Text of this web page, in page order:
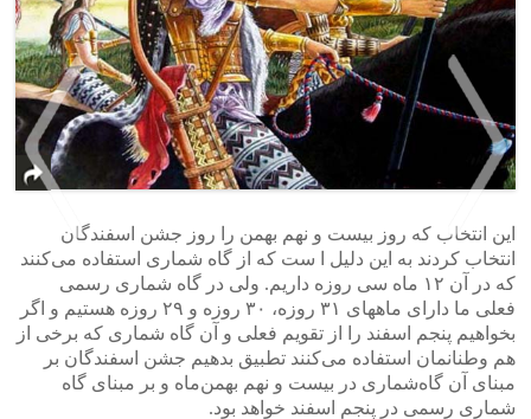
این انتخاب که روز بیست و نهم بهمن را روز جشن اسفندگان
انتخاب کردند به این دلیل ا ست که از گاه‌ شماری استفاده می‌کنند
که در آن ۱۲ ماه سی‌ روزه داریم. ولی در گاه‌ شماری رسمی
فعلی ما دارای ماههای ۳۱ روزه‌، ۳۰ روزه ‌و ۲۹ روزه هستیم و اگر
بخواهیم پنجم اسفند را از تقویم فعلی و آن گاه‌ شماری که برخی از
هم‌ وطنانمان استفاده می‌کنند تطبیق بدهیم جشن اسفندگان بر
مبنای آن گاه‌شماری در بیست و نهم بهمن‌ماه و بر مبنای گاه‌
شماری رسمی در پنجم اسفند خواهد بود.
<
>